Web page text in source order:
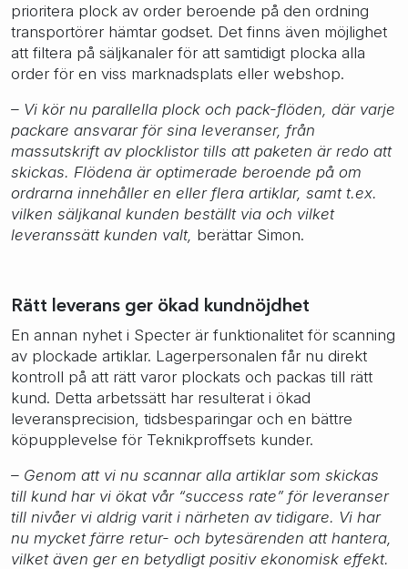
prioritera plock av order beroende på den ordning
transportörer hämtar godset. Det finns även möjlighet
att filtera på säljkanaler för att samtidigt plocka alla
order för en viss marknadsplats eller webshop.
– Vi kör nu parallella plock och pack-flöden, där varje
packare ansvarar för sina leveranser, från
massutskrift av plocklistor tills att paketen är redo att
skickas. Flödena är optimerade beroende på om
ordrarna innehåller en eller flera artiklar, samt t.ex.
vilken säljkanal kunden beställt via och vilket
leveranssätt kunden valt, berättar Simon.
Rätt leverans ger ökad kundnöjdhet
En annan nyhet i Specter är funktionalitet för scanning
av plockade artiklar. Lagerpersonalen får nu direkt
kontroll på att rätt varor plockats och packas till rätt
kund. Detta arbetssätt har resulterat i ökad
leveransprecision, tidsbesparingar och en bättre
köpupplevelse för Teknikproffsets kunder.
– Genom att vi nu scannar alla artiklar som skickas
till kund har vi ökat vår “success rate” för leveranser
till nivåer vi aldrig varit i närheten av tidigare. Vi har
nu mycket färre retur- och bytesärenden att hantera,
vilket även ger en betydligt positiv ekonomisk effekt.